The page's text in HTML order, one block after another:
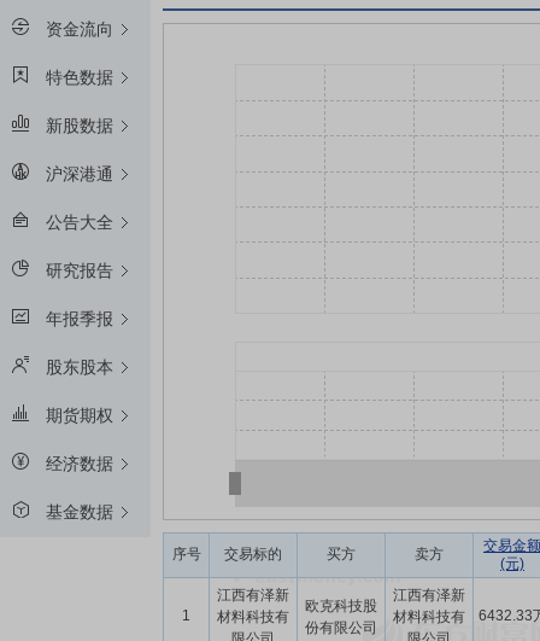
资金流向
特色数据
新股数据
沪深港通
公告大全
研究报告
年报季报
股东股本
期货期权
经济数据
基金数据
序号 交易标的 买方 卖方
交易金额
(元)
1
江西有泽新
材料科技有
欧克科技股
份有限公司
江西有泽新
材料科技有
6432.33